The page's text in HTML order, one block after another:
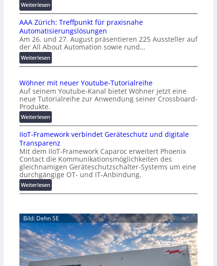
Weiterlesen:
K
M
U
i
n
d
e
K
o
s
e
n
f
a
l
l
e
AAA Zürich: Treffpunkt für praxisnahe
Automatisierungslösungen
Am 26. und 27. August präsentieren 225 Aussteller auf
der All About Automation sowie rund…
Weiterlesen:
A
A
Z
ü
i
c
h
:
T
r
e
f
f
p
n
k
t
f
ü
r
Wöhner mit neuer Youtube-Tutorialreihe
Auf seinem Youtube-Kanal bietet Wöhner jetzt eine
neue Tutorialreihe zur Anwendung seiner Crossboard-
Produkte.
Weiterlesen:
W
ö
h
n
e
r
m
i
t
e
u
e
r
Y
o
IIoT-Framework verbindet Geräteschutz und digitale
Transparenz
Mit dem IIoT-Framework Caparoc erweitert Phoenix
Contact die Kommunikationsmöglichkeiten des
gleichnamigen Geräteschutzschalter-Systems um eine
durchgängige OT- und IT-Anbindung.
Weiterlesen:
I
T
-
F
r
a
m
Bild: Dehn SE